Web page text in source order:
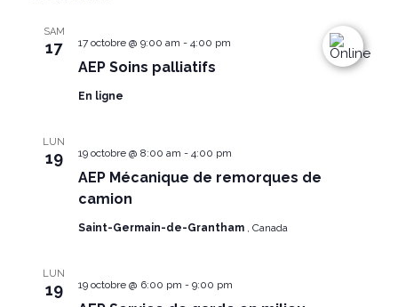
SAM
17
AEP Soins palliatifs
17 octobre @ 9:00 am - 4:00 pm
En ligne
LUN
19
AEP Mécanique de remorques de
camion
19 octobre @ 8:00 am - 4:00 pm
Saint-Germain-de-Grantham , Canada
LUN
19 19 octobre @ 6:00 pm - 9:00 pm